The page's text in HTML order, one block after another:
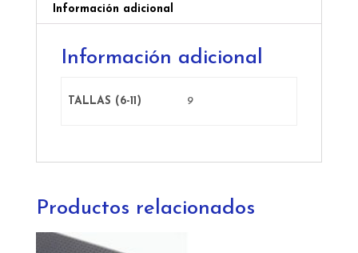
Información adicional
Información adicional
TALLAS (6-11) 9
Productos relacionados